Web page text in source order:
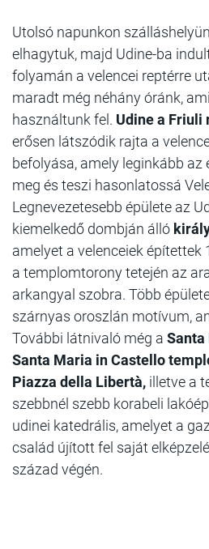
Utolsó napunkon
elhagytuk, majd Udine-ba
folyamán a velencei reptérre
maradt még néhány óránk,
használtunk fel. Udine a Friuli
erősen látszódik rajta a
befolyása, amely leginkább az
meg és teszi hasonlatossá
Legnevezetesebb épülete az
kiemelkedő dombján álló
amelyet a velenceiek építettek
a templomtorony tetején az
arkangyal szobra. Több
szárnyas oroszlán motívum,
További látnivaló még a
Santa Maria in Castello
Piazza della Libertà, illetve a
szebbnél szebb korabeli
udinei katedrális, amelyet a
család újított fel saját
század végén.